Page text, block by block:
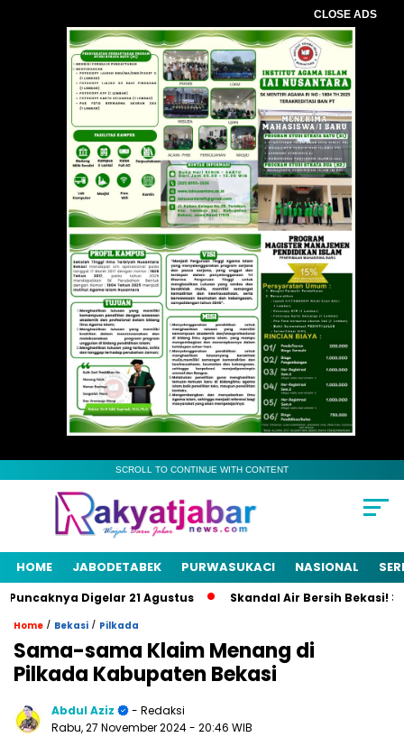
CLOSE ADS
SCROLL TO CONTINUE WITH CONTENT
HOME JABODETABEK PURWASUKACI NASIONAL
Digelar 21 Agustus Skandal Air Bersih Bekasi! 3
Home / Bekasi / Pilkada
Sama-sama Klaim Menang di
Pilkada Kabupaten Bekasi
Abdul Aziz
- Redaksi
Rabu, 27 November 2024- 20:46 WIB